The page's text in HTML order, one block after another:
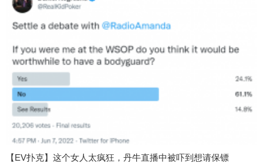
【EV扑克】这个女人太疯狂，丹牛直播中被吓到想请保镖